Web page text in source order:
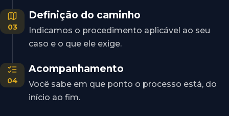
03
Definição do caminho
Indicamos o procedimento aplicável ao seu
caso e o que ele exige.
04
Acompanhamento
Você sabe em que ponto o processo está, do
início ao fim.